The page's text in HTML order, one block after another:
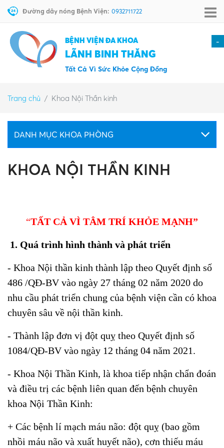
Đường dây nóng Bệnh Viện: 0932711722
BỆNH VIỆN ĐA KHOA
LÃNH BINH THĂNG
Tất Cả Vì Sức Khỏe Cộng Đồng
Trang chủ Khoa Nội Thần kinh
DANH MỤC KHOA PHÒNG
KHOA NỘI THẦN KINH
“TẤT CẢ VÌ TÂM TRÍ KHỎE MẠNH”
1. Quá trình hình thành và phát triển
- Khoa Nội thần kinh thành lập theo Quyết định số
486 /QĐ-BV vào ngày 27 tháng 02 năm 2020 do
nhu cầu phát triển chung của bệnh viện cần có khoa
chuyên sâu về nội thần kinh.
- Thành lập đơn vị đột quỵ theo Quyết định số
1084/QĐ-BV vào ngày 12 tháng 04 năm 2021.
- Khoa Nội Thần Kinh, là khoa tiếp nhận chẩn đoán
và điều trị các bệnh liên quan đến bệnh chuyên
khoa Nội Thần Kinh:
+ Các bệnh lí mạch máu não: đột quỵ (bao gồm
nhồi máu não và xuất huyết não), cơn thiếu máu
-